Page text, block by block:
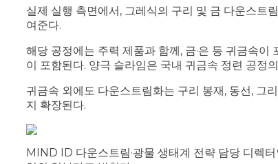
실제 실행 측면에서, 그레식의 구리 및 금 다운스트
여준다.
해당 공정에는 주력 제품과 함께, 금·은 등 귀금속
이 포함된다. 양극 슬라임은 국내 귀금속 정련 공정
귀금속 외에도 다운스트림화는 구리 봉재, 동선, 그
지 확장된다.
MIND ID 다운스트림·광물 생태계 전략 담당 디렉